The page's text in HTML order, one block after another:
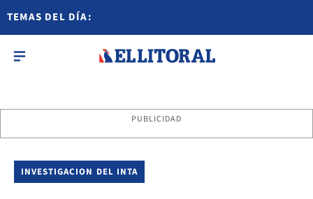
TEMAS DEL DÍA:
PUBLICIDAD
INVESTIGACION DEL INTA